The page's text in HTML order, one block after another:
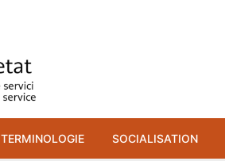
TERMINOLOGIE SOCIALISATION